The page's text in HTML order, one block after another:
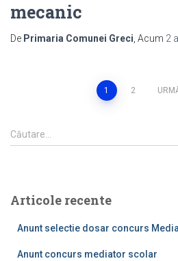
mecanic
De Primaria Comunei Greci , Acum 2
articole
1 2
C
a
d
Căutare…
Articole recente
Anunt selectie dosar concurs
Anunt concurs mediator scolar